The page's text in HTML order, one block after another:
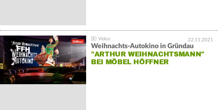
22.11.2021
Weihnachts-Autokino in Gründau
"ARTHUR WEIHNACHTSMANN"
BEI MÖBEL HÖFFNER